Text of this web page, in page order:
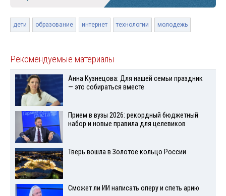
дети образование интернет технологии молодежь
Рекомендуемые материалы
Анна Кузнецова: Для нашей семьи праздник
— это собираться вместе
Прием в вузы 2026: рекордный бюджетный
набор и новые правила для целевиков
Тверь вошла в Золотое кольцо России
Сможет ли ИИ написать оперу и спеть арию